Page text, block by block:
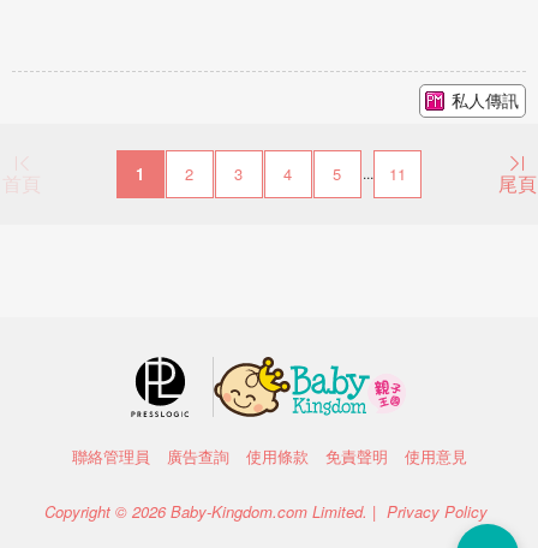
私人傳訊
首頁 1 2 3 4 5 ... 11 尾頁
聯絡管理員 廣告查詢 使用條款 免責聲明 使用意見
Copyright © 2026 Baby-Kingdom.com Limited. | Privacy Policy